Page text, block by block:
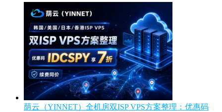
荫云（YINNET）全机房双ISP VPS方案整理：优惠码